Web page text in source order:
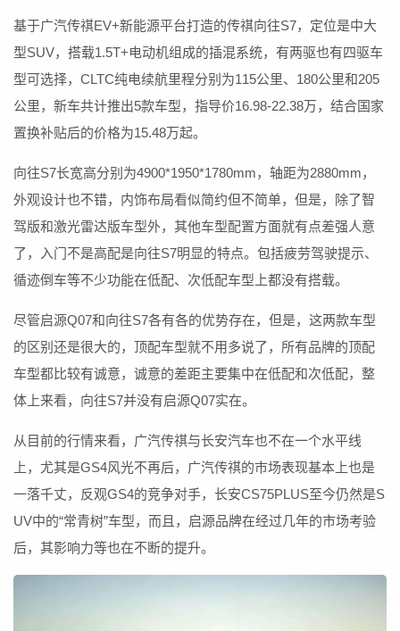
基于广汽传祺EV+新能源平台打造的传祺向往S7，定位是中大
型SUV，搭载1.5T+电动机组成的插混系统，有两驱也有四驱车
型可选择，CLTC纯电续航里程分别为115公里、180公里和205
公里，新车共计推出5款车型，指导价16.98-22.38万，结合国家
置换补贴后的价格为15.48万起。
向往S7长宽高分别为4900*1950*1780mm，轴距为2880mm，
外观设计也不错，内饰布局看似简约但不简单，但是，除了智
驾版和激光雷达版车型外，其他车型配置方面就有点差强人意
了，入门不是高配是向往S7明显的特点。包括疲劳驾驶提示、
循迹倒车等不少功能在低配、次低配车型上都没有搭载。
尽管启源Q07和向往S7各有各的优势存在，但是，这两款车型
的区别还是很大的，顶配车型就不用多说了，所有品牌的顶配
车型都比较有诚意，诚意的差距主要集中在低配和次低配，整
体上来看，向往S7并没有启源Q07实在。
从目前的行情来看，广汽传祺与长安汽车也不在一个水平线
上，尤其是GS4风光不再后，广汽传祺的市场表现基本上也是
一落千丈，反观GS4的竞争对手，长安CS75PLUS至今仍然是S
UV中的“常青树”车型，而且，启源品牌在经过几年的市场考验
后，其影响力等也在不断的提升。